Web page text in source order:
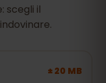
scegli il
± 20 MB